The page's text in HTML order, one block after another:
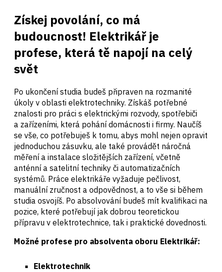
Získej povolání, co má
budoucnost! Elektrikář je
profese, která tě napojí na celý
svět
Po ukončení studia budeš připraven na rozmanité
úkoly v oblasti elektrotechniky. Získáš potřebné
znalosti pro práci s elektrickými rozvody, spotřebiči
a zařízeními, která pohání domácnosti i firmy. Naučíš
se vše, co potřebuješ k tomu, abys mohl nejen opravit
jednoduchou zásuvku, ale také provádět náročná
měření a instalace složitějších zařízení, včetně
anténní a satelitní techniky či automatizačních
systémů. Práce elektrikáře vyžaduje pečlivost,
manuální zručnost a odpovědnost, a to vše si během
studia osvojíš. Po absolvování budeš mít kvalifikaci na
pozice, které potřebují jak dobrou teoretickou
přípravu v elektrotechnice, tak i praktické dovednosti.
Možné profese pro absolventa oboru Elektrikář:
Elektrotechnik